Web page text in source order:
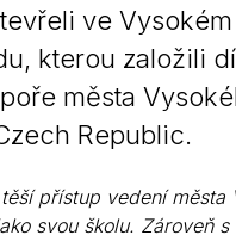
ve
kterou založili
města
Republic.
přístup vedení města
svou školu. Zároveň s